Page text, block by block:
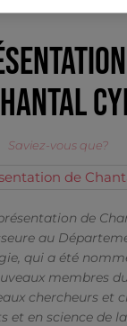
Saviez-vous que?
de
au
qui a été
membres
chercheurs et
et en science de la